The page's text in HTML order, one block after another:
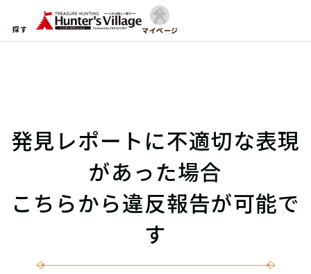
探す マイページ
発見レポートに不適切な表現
があった場合
こちらから違反報告が可能で
す